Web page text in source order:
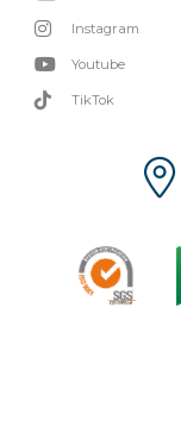
Instagram
Youtube
TikTok